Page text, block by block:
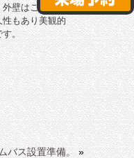
外壁はこの工法
性もあり美観的
す。
ス設置準備。»